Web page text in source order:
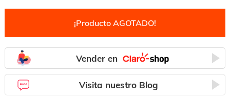
¡Producto AGOTADO!
Vender en
Visita nuestro Blog